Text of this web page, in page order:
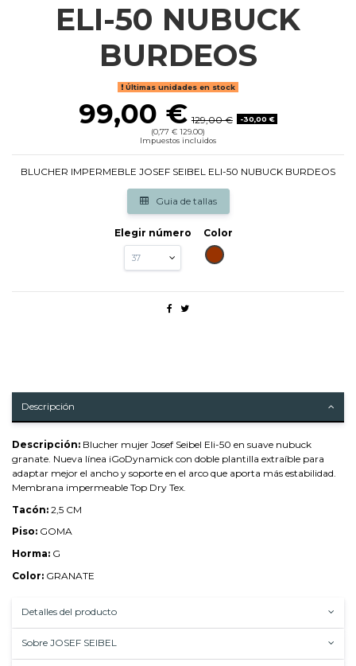
ELI-50 NUBUCK
BURDEOS
Últimas unidades en stock
99,00 € 129,00 €
-30,00 €
(0,77 € 129.00)
Impuestos incluidos
BLUCHER IMPERMEBLE JOSEF SEIBEL ELI-50 NUBUCK BURDEOS
Guia de tallas
Elegir número
Color
GRANATE
Descripción
Descripción: Blucher mujer Josef Seibel Eli-50 en suave nubuck
granate. Nueva línea iGoDynamick con doble plantilla extraíble para
adaptar mejor el ancho y soporte en el arco que aporta más estabilidad.
Membrana impermeable Top Dry Tex.
Tacón: 2,5 CM
Piso: GOMA
Horma: G
Color: GRANATE
Detalles del producto
Sobre JOSEF SEIBEL